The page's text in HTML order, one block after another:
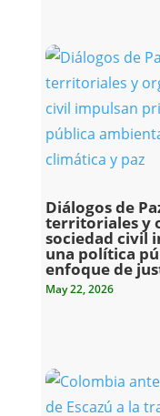
Diálogos de
territoriales y
sociedad civil
una política
enfoque de
May 22, 2026